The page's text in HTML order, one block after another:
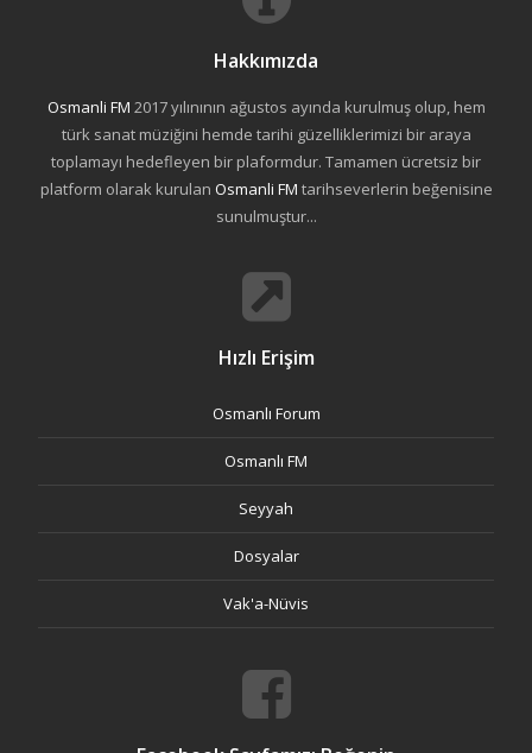
Hakkımızda
Osmanli FM 2017 yılınının ağustos ayında kurulmuş olup, hem
türk sanat müziğini hemde tarihi güzelliklerimizi bir araya
toplamayı hedefleyen bir plaformdur. Tamamen ücretsiz bir
platform olarak kurulan Osmanli FM tarihseverlerin beğenisine
sunulmuştur...
Hızlı Erişim
Osmanlı Forum
Osmanlı FM
Seyyah
Dosyalar
Vak'a-Nüvis